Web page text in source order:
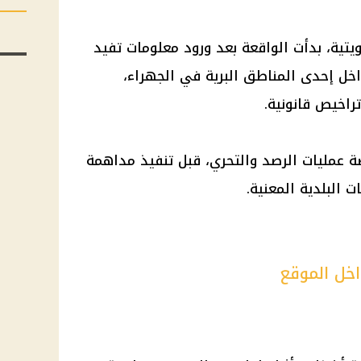
بدأت الواقعة بعد ورود معلومات تفيد
إحدى المناطق البرية في الجهراء،
قانونية.
عمليات الرصد والتحري، قبل تنفيذ مداهمة
البلدية المعنية.
الموقع